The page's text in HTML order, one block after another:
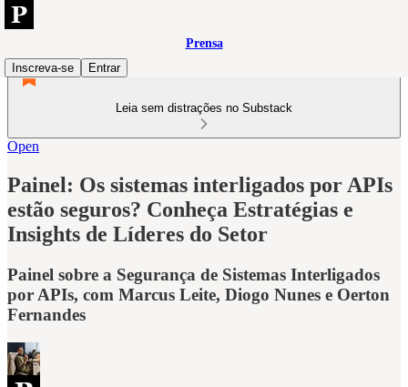
Prensa
Inscreva-se
Entrar
Leia sem distrações no Substack
Open
Painel: Os sistemas interligados por APIs
estão seguros? Conheça Estratégias e
Insights de Líderes do Setor
Painel sobre a Segurança de Sistemas Interligados
por APIs, com Marcus Leite, Diogo Nunes e Oerton
Fernandes